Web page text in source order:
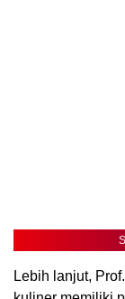
Lebih lanjut,